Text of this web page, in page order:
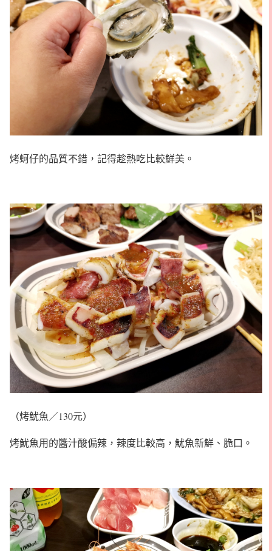
烤蚵仔的品質不錯，記得趁熱吃比較鮮美。
（烤魷魚／130元）
烤魷魚用的醬汁酸偏辣，辣度比較高，魷魚新鮮、脆口。